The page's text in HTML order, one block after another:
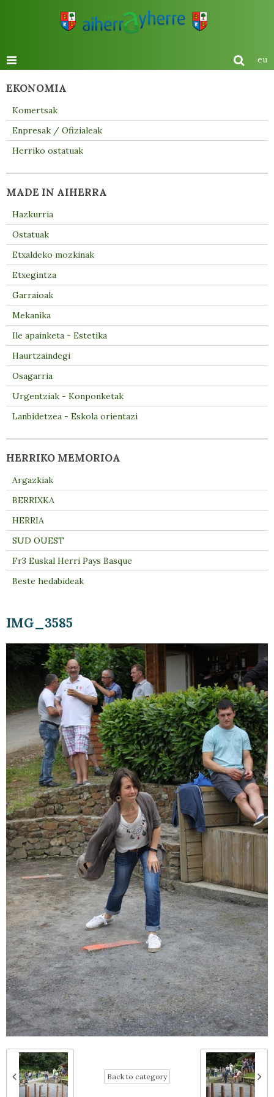
eu
IMG_3585
Back to category
EKONOMIA
Komertsak
Enpresak / Ofizialeak
Herriko ostatuak
MADE IN AIHERRA
Hazkurria
Ostatuak
Etxaldeko mozkinak
Etxegintza
Garraioak
Mekanika
Ile apainketa - Estetika
Haurtzaindegi
Osagarria
Urgentziak - Konponketak
Lanbidetzea - Eskola orientazi
HERRIKO MEMORIOA
Argazkiak
BERRIXKA
HERRIA
SUD OUEST
Fr3 Euskal Herri Pays Basque
Beste hedabideak